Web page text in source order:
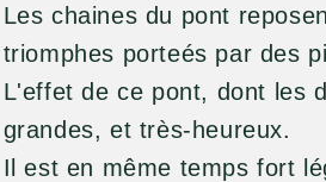
Les chaines du pont
triomphes porteés par des
L'effet de ce pont, dont les
grandes, et très-heureux.
Il est en même temps fort